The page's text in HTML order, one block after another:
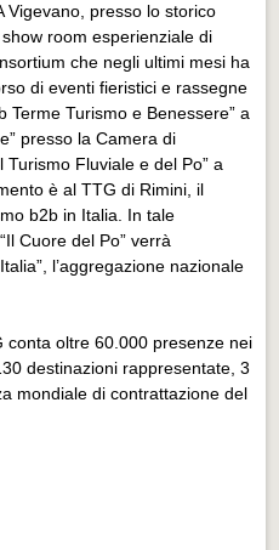
Vigevano, presso lo storico
room esperienziale di
che negli ultimi mesi ha
di eventi fieristici e rassegne
Terme Turismo e Benessere” a
presso la Camera di
Fluviale e del Po” a
è al TTG di Rimini, il
b2b in Italia. In tale
Cuore del Po” verrà
l’aggregazione nazionale
conta oltre 60.000 presenze nei
destinazioni rappresentate, 3
mondiale di contrattazione del